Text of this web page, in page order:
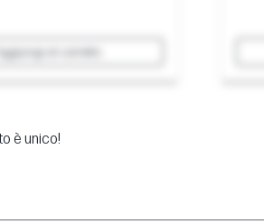
Aggiungi al carrello
è unico!